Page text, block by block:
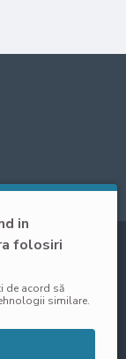
in
folosiri
de acord să
similare.